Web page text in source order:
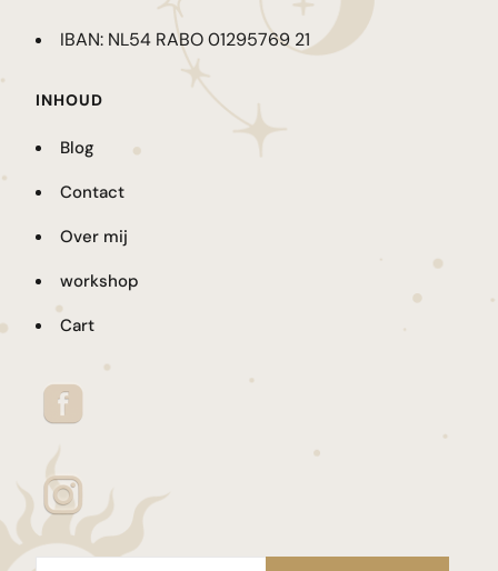
IBAN: NL54 RABO 01295769 21
INHOUD
Blog
Contact
Over mij
workshop
Cart